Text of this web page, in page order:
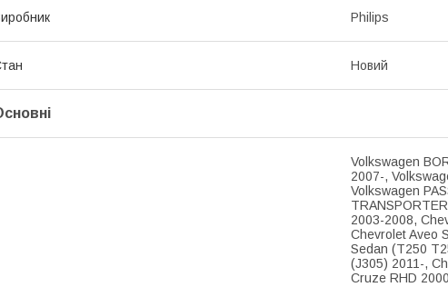
Philips
Новий
Volkswagen
2007-,
Volkswagen
2003-2008,
Chevrolet Aveo
Sedan (T250
(J305) 2011-,
Cruze RHD